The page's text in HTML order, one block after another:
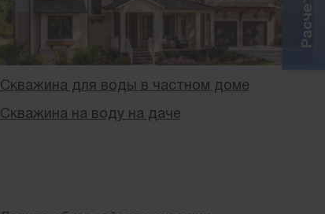
Скважина для воды в частном доме
Скважина на воду на даче